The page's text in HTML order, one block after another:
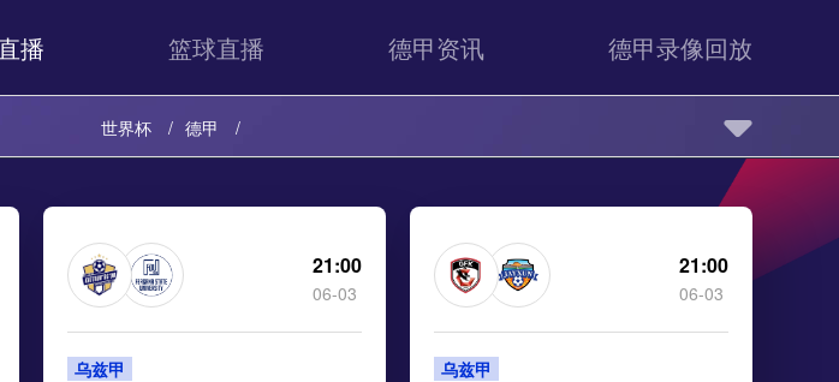
播 篮球直播 德甲资讯 德甲录像回放
世界杯 德甲
21:00
06-03
乌兹甲
21:00
06-03
乌兹甲